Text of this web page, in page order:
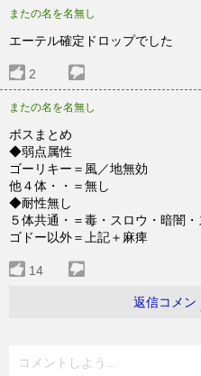
またの名を名無し
エーテル確定ドロップでした
2
またの名を名無し
ボスまとめ
◆弱点属性
ゴーリキー＝風／地無効
他４体・・＝無し
◆耐性無し
５体共通・＝毒・スロウ・暗闇
ゴドー以外＝上記＋麻痺
14
返信コメン
コメントしよう...